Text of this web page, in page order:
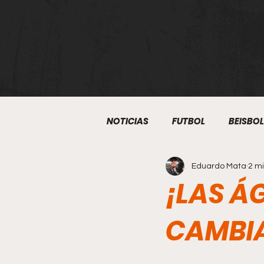
NOTICIAS FUTBOL BEISBOL
ATLETISMO BOXEO
¡LAS
Eduardo Mata 2